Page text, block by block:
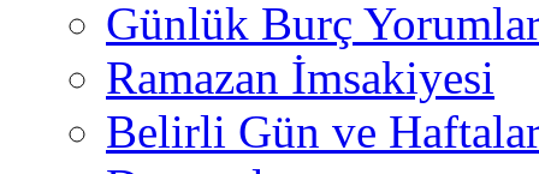
Günlük Burç
Ramazan İmsakiyesi
Belirli Gün ve